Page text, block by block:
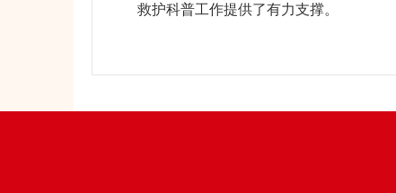
救护科普工作提供了有力支撑。